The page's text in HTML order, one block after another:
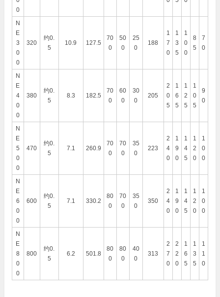
0
N
E
3
0
0
320
约0.
5
10.9 127.5
70
0
50
0
25
0
188
1
7
0
1
3
5
1
0
0
8
5
7
0
N
E
4
0
0
380
约0.
5
8.3 182.5
70
0
60
0
30
0
205
2
0
5
1
6
5
1
2
5
1
0
5
9
0
N
E
5
0
0
470
约0.
5
7.1 260.9
70
0
70
0
35
0
223
2
4
0
1
9
0
1
4
5
1
2
0
1
0
0
N
E
6
0
0
600
约0.
5
7.1 330.2
80
0
70
0
35
0
350
2
4
0
1
9
0
1
4
5
1
2
0
1
0
0
N
E
8
0
0
800
约0.
5
6.2 501.8
80
0
80
0
40
0
313
2
7
0
2
2
0
1
6
5
1
3
5
1
1
0